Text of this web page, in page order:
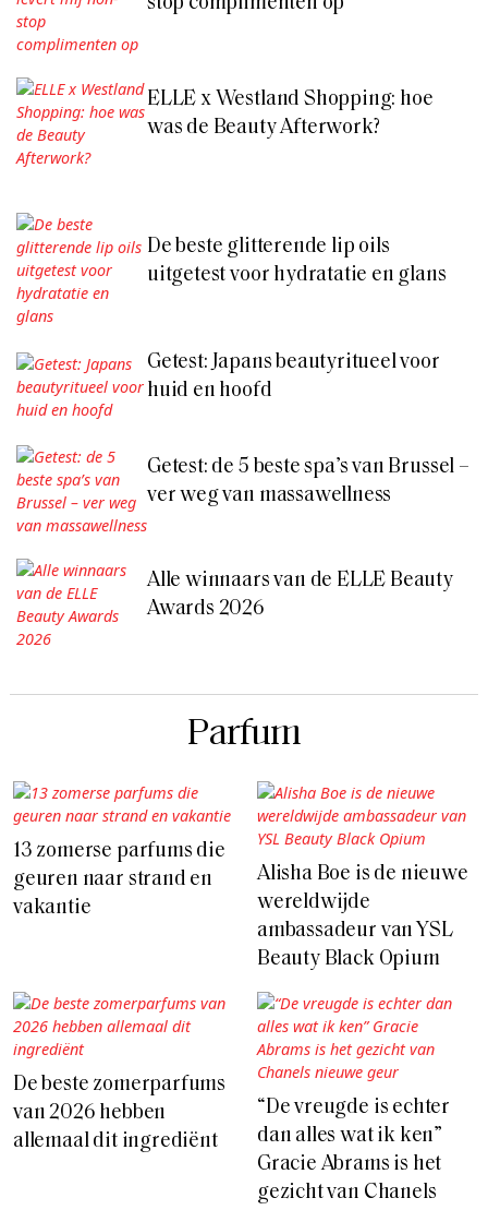
ELLE x Westland Shopping: hoe
was de Beauty Afterwork?
De beste glitterende lip oils
uitgetest voor hydratatie en glans
Getest: Japans beautyritueel voor
huid en hoofd
Getest: de 5 beste spa’s van Brussel –
ver weg van massawellness
Alle winnaars van de ELLE Beauty
Awards 2026
Parfum
13 zomerse parfums die
geuren naar strand en
vakantie
Alisha Boe is de nieuwe
wereldwijde
ambassadeur van YSL
Beauty Black Opium
De beste zomerparfums
van 2026 hebben
allemaal dit ingrediënt
“De vreugde is echter
dan alles wat ik ken”
Gracie Abrams is het
gezicht van Chanels